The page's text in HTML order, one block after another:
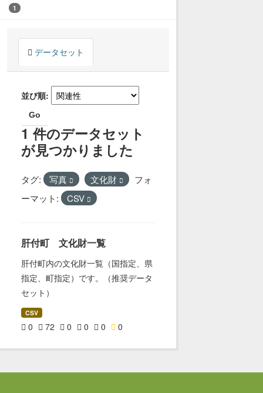
1
データセット
並び順
Go
1 件のデータセット
が見つかりました
タグ: 写真 文化財
フォ
ーマット:
CSV
肝付町 文化財一覧
肝付町内の文化財一覧（国指定、県
指定、町指定）です。（推奨データ
セット）
CSV
0 72 0 0 0 0